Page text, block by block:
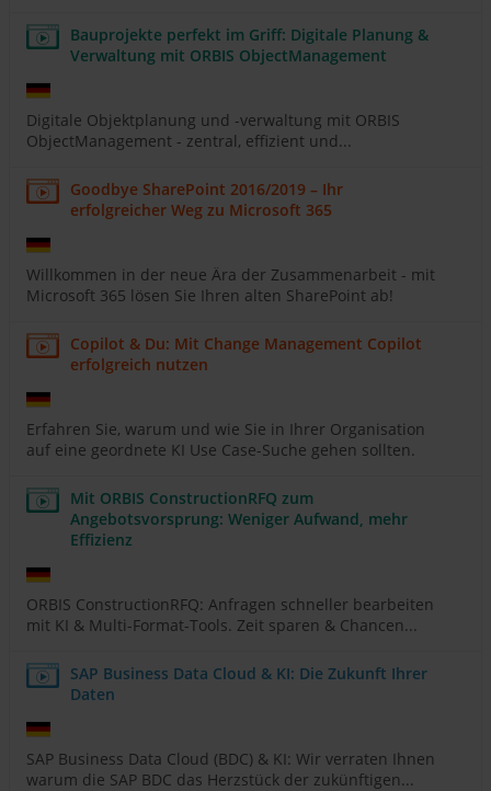
Bauprojekte perfekt im Griff: Digitale Planung &
Verwaltung mit ORBIS ObjectManagement
Digitale Objektplanung und -verwaltung mit ORBIS
ObjectManagement - zentral, effizient und...
Goodbye SharePoint 2016/2019 – Ihr
erfolgreicher Weg zu Microsoft 365
Willkommen in der neue Ära der Zusammenarbeit - mit
Microsoft 365 lösen Sie Ihren alten SharePoint ab!
Copilot & Du: Mit Change Management Copilot
erfolgreich nutzen
Erfahren Sie, warum und wie Sie in Ihrer Organisation
auf eine geordnete KI Use Case-Suche gehen sollten.
Mit ORBIS ConstructionRFQ zum
Angebotsvorsprung: Weniger Aufwand, mehr
Effizienz
ORBIS ConstructionRFQ: Anfragen schneller bearbeiten
mit KI & Multi-Format-Tools. Zeit sparen & Chancen...
SAP Business Data Cloud & KI: Die Zukunft Ihrer
Daten
SAP Business Data Cloud (BDC) & KI: Wir verraten Ihnen
warum die SAP BDC das Herzstück der zukünftigen...